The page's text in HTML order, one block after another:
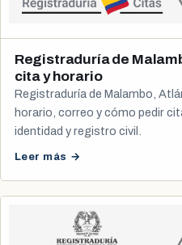
Registraduría de
cita y horario
Registraduría de Malambo,
horario, correo y cómo pedir
identidad y registro civil.
Leer más →